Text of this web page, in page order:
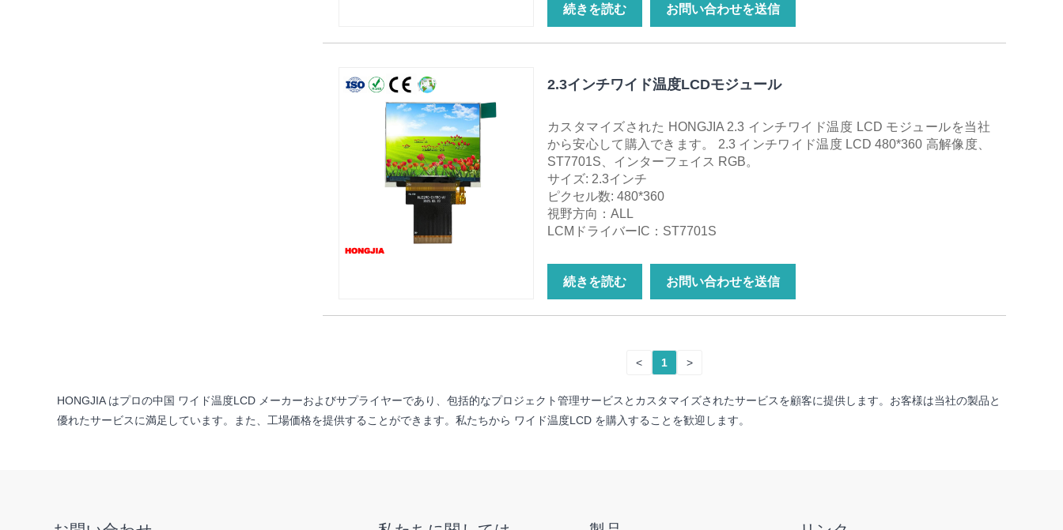
続きを読む お問い合わせを送信
2.3インチワイド温度LCDモジュール
カスタマイズされた HONGJIA 2.3 インチワイド温度 LCD モジュールを当社
から安心して購入できます。 2.3 インチワイド温度 LCD 480*360 高解像度、
ST7701S、インターフェイス RGB。
サイズ: 2.3インチ
ピクセル数: 480*360
視野方向：ALL
LCMドライバーIC：ST7701S
続きを読む お問い合わせを送信
< 1 >
HONGJIA はプロの中国 ワイド温度LCD メーカーおよびサプライヤーであり、包括的なプロジェクト管理サービスとカスタマイズされたサービスを顧客に提供します。お客様は当社の製品と
優れたサービスに満足しています。また、工場価格を提供することができます。私たちから ワイド温度LCD を購入することを歓迎します。